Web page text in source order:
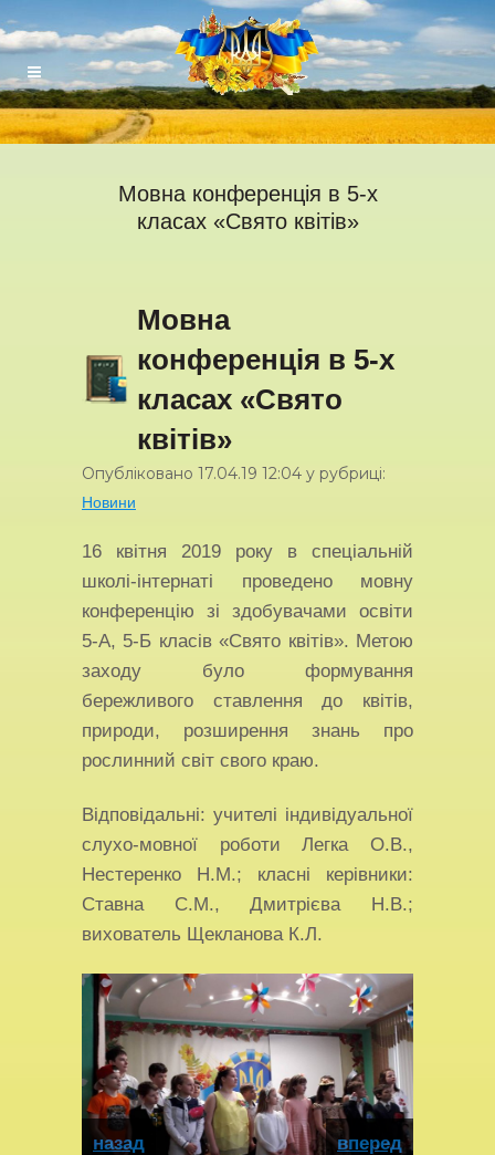
Мовна конференція в 5-х
класах «Свято квітів»
Мовна
конференція в 5-х
класах «Свято
квітів»
Опубліковано 17.04.19 12:04 у рубриці:
Новини
16 квітня 2019 року в спеціальній
школі-інтернаті проведено мовну
конференцію зі здобувачами освіти
5-А, 5-Б класів «Свято квітів». Метою
заходу було формування
бережливого ставлення до квітів,
природи, розширення знань про
рослинний світ свого краю.
Відповідальні: учителі індивідуальної
слухо-мовної роботи Легка О.В.,
Нестеренко Н.М.; класні керівники:
Ставна С.М., Дмитрієва Н.В.;
вихователь Щекланова К.Л.
назад вперед